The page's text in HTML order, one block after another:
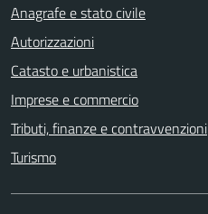
Anagrafe e stato civile
Autorizzazioni
Catasto e urbanistica
Imprese e commercio
Tributi, finanze e contravvenzioni
Turismo